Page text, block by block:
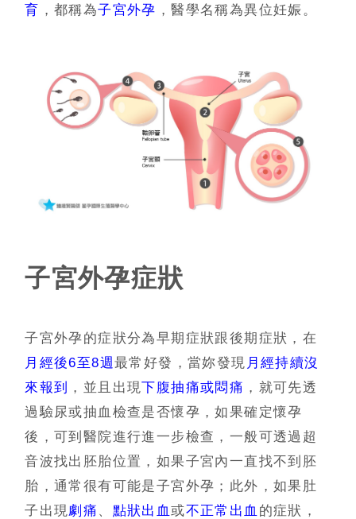
育 ，都稱為子宮外孕 ，醫學名稱為異位妊娠。
子宮外孕症狀
子宮外孕的症狀分為早期症狀跟後期症狀，在
月經後6至8週最常好發，當妳發現 月經持續沒
來報到 ，並且出現下腹抽痛或悶痛 ，就可先透
過驗尿或抽血檢查是否懷孕，如果確定懷孕
後，可到醫院進行進一步檢查，一般可透過超
音波找出胚胎位置，如果子宮內一直找不到胚
胎，通常很有可能是子宮外孕；此外，如果肚
子出現 劇痛 、 點狀出血或不正常出血 的症狀，